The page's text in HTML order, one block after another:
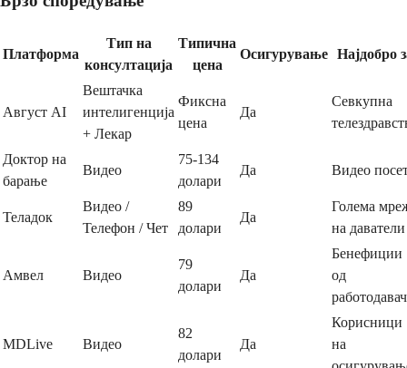
Платформа
Тип на
консултација
Типична
цена
Осигурување Најдобро
Август AI
Вештачка
интелигенција
+ Лекар
Фиксна
цена
Да
Севкупна
Доктор на
барање
Видео
75-134
долари
Да Видео
Теладок
Видео /
Телефон / Чет
89
долари
Да
Голема
на даватели
Амвел Видео
79
долари
Да
Бенефиции
од
MDLive Видео
82
долари
Да
Корисници
на